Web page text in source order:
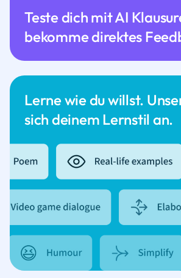
Lerne wie du willst.
sich deinem Lernstil an.
Teste dich mit AI
bekomme direktes